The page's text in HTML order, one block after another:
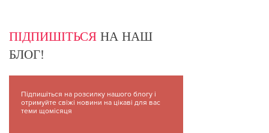
ПІДПИШІТЬСЯ НА НАШ
БЛОГ!
Підпишіться на розсилку нашого блогу і
отримуйте свіжі новини на цікаві для вас
теми щомісяця